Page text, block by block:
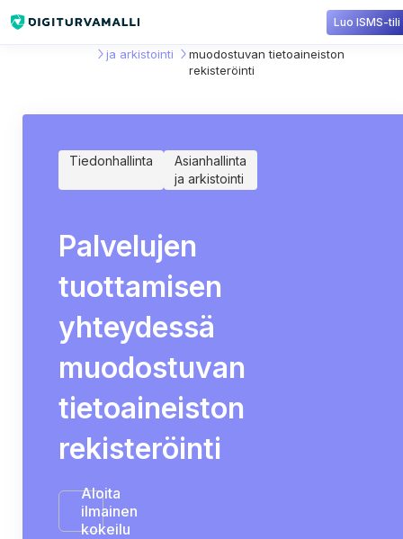
Luo ISMS-tili
ja arkistointi
Palvelujen tuottamisen yhteydessä
muodostuvan tietoaineiston
rekisteröinti
Tiedonhallinta
Asianhallinta
ja arkistointi
Palvelujen
tuottamisen
yhteydessä
muodostuvan
tietoaineiston
rekisteröinti
Aloita
ilmainen
kokeilu